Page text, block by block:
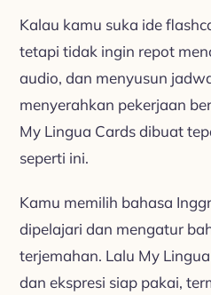
Kalau kamu suka ide
tetapi tidak ingin repot
audio, dan menyusun
menyerahkan pekerjaan
My Lingua Cards dibuat
seperti ini.
Kamu memilih bahasa
dipelajari dan mengatur
terjemahan. Lalu My
dan ekspresi siap pakai,